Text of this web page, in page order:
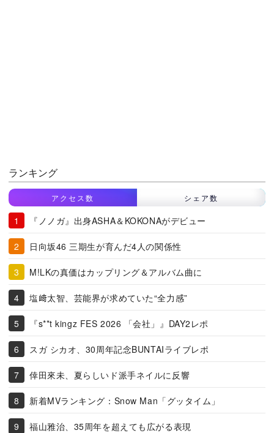
ランキング
アクセス数 シェア数
『ノノガ』出身ASHA＆KOKONAがデビュー
日向坂46 三期生が育んだ4人の関係性
M!LKの真価はカップリング＆アルバム曲に
塩﨑太智、芸能界が求めていた“全力感”
『s**t kingz FES 2026 「会社」』DAY2レポ
スガ シカオ、30周年記念BUNTAIライブレポ
倖田來未、夏らしいド派手ネイルに反響
新着MVランキング：Snow Man「グッタイム」
福山雅治、35周年を超えても広がる表現